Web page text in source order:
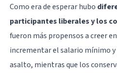
Como era de esperar hubo
participantes liberales y los
fueron más propensos a creer
incrementar el salario mínimo
asalto, mientras que los